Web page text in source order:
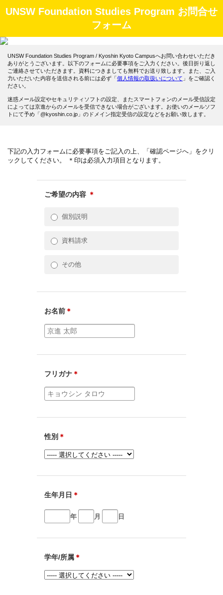
UNSW Foundation Studies Program お問合せ
フォーム
UNSW Foundation Studies Program / Kyoshin Kyoto Campusへお問い合わせいただき
ありがとうございます。以下のフォームに必要事項をご入力ください。後日折り返し
ご連絡させていただきます。資料につきましても無料でお送り致します。また、ご入
力いただいた内容を送信される前には必ず「個人情報の取扱いについて 」をご確認く
ださい。
迷惑メール設定やセキュリティソフトの設定、またスマートフォンのメール受信設定
によっては京進からのメールを受信できない場合がございます。お使いのメールソフ
トにて予め「@kyoshin.co.jp」のドメイン指定受信の設定などをお願い致します。
下記の入力フォームに必要事項をご記入の上、「確認ページへ」をクリ
ックしてください。 ＊印は必須入力項目となります。
ご希望の内容 ＊
個別説明
資料請求
その他
お名前 ＊
フリガナ ＊
性別 ＊
生年月日 ＊
年 月 日
学年/所属 ＊